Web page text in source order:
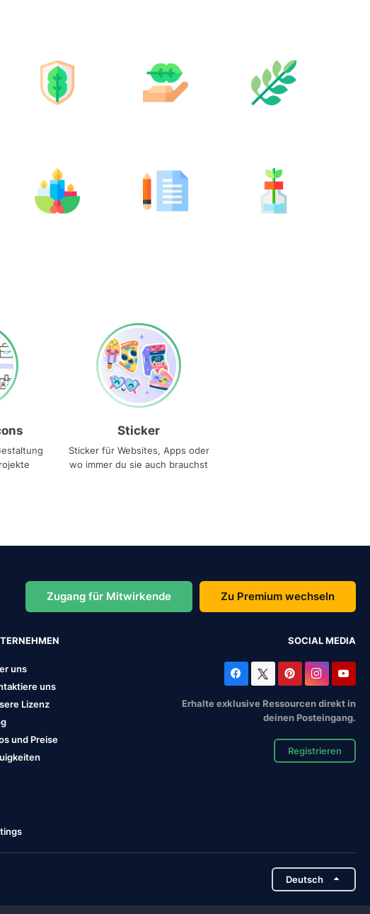
Sticker
Sticker für Websites, Apps oder
wo immer du sie auch brauchst
Zugang für Mitwirkende Zu Premium wechseln
uns
uns
Lizenz
und Preise
SOCIAL MEDIA
Erhalte exklusive Ressourcen direkt in
deinen Posteingang.
Registrieren
Deutsch